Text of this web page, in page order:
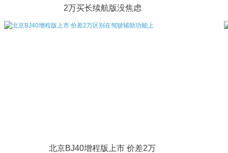
2万买长续航版没焦虑
北京BJ40增程版上市 价差2万